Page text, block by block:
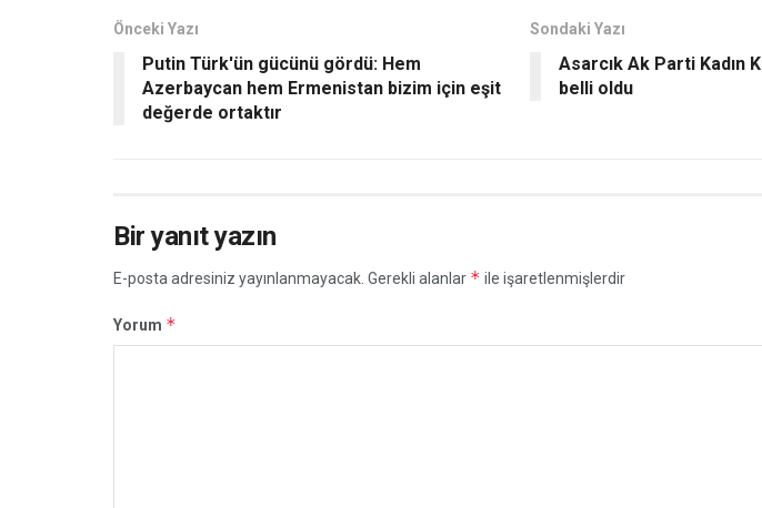
Önceki Yazı
Putin Türk'ün gücünü gördü: Hem
Azerbaycan hem Ermenistan bizim için eşit
değerde ortaktır
Sondaki Yazı
Asarcık Ak Parti Kadın
belli oldu
Bir yanıt yazın
E-posta adresiniz yayınlanmayacak. Gerekli alanlar * ile işaretlenmişlerdir
Yorum *